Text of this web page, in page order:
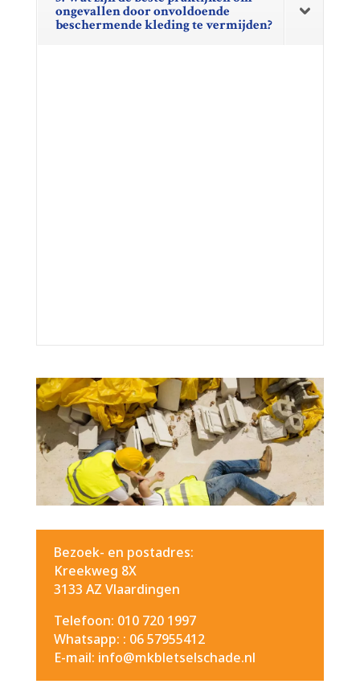
ongevallen door onvoldoende
beschermende kleding te vermijden?
Bezoek- en postadres:
Kreekweg 8X
3133 AZ Vlaardingen
Telefoon: 010 720 1997
Whatsapp: : 06 57955412
E-mail: info@mkbletselschade.nl